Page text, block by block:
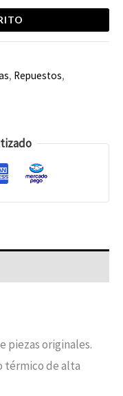
, Repuestos,
piezas originales.
térmico de alta